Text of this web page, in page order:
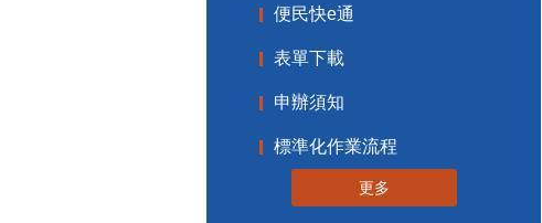
便民快e通
表單下載
申辦須知
標準化作業流程
更多